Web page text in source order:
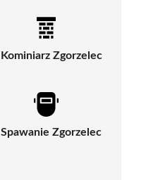
Kominiarz Zgorzelec
Spawanie Zgorzelec